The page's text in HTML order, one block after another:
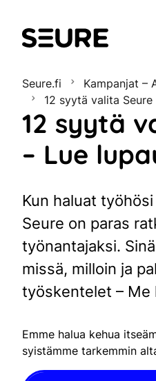
Seure
Seure.fi
Kampanjat –
12 syytä valita Seure
12 syytä
– Lue
Kun haluat
Seure on paras
työnantajaksi.
missä, milloin ja
työskentelet – Me
Emme halua kehua
syistämme tarkemmin